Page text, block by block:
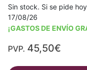
Sin stock. Si se pide
17/08/26
¡GASTOS DE ENVÍO
PVP. 45,50€